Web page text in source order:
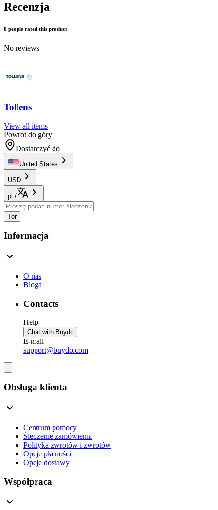
Recenzja
0 people rated this product
No reviews
Tollens
View all items
Powrót do góry
Dostarczyć do
United States
USD
pl /
Tor
Informacja
O nas
Bloga
Contacts
Help
Chat with Buydo
E-mail
support@buydo.com
Obsługa klienta
Centrum pomocy
Śledzenie zamówienia
Polityka zwrotów i zwrotów
Opcje płatności
Opcje dostawy
Współpraca